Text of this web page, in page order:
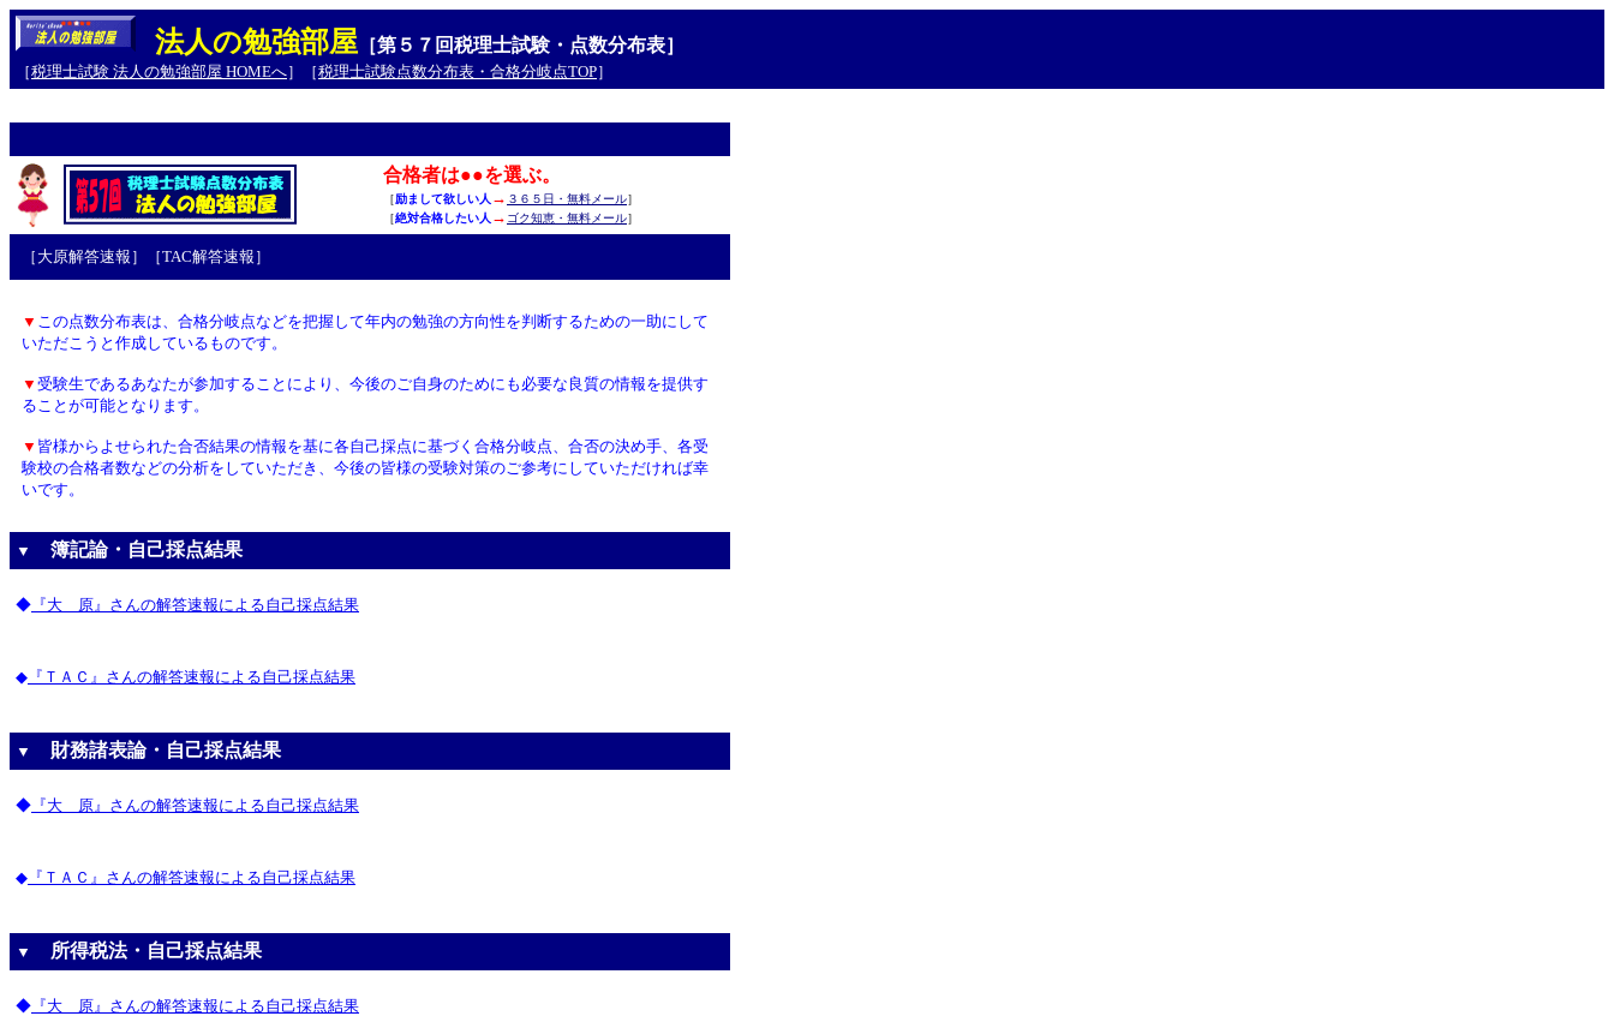
法人の勉強部屋 ［第５７回税理士試験・点数分布表］
［税理士試験 法人の勉強部屋 HOMEへ］［税理士試験点数分布表・合格分岐点TOP］
合格者は●●を選ぶ。
［励まして欲しい人 → ３６５日・無料メール］
［絶対合格したい人 → ゴク知恵・無料メール］
［大原解答速報］［TAC解答速報］
▼ この点数分布表は、合格分岐点などを把握して年内の勉強の方向性を判断するための一助にして
いただこうと作成しているものです。
▼ 受験生であるあなたが参加することにより、今後のご自身のためにも必要な良質の情報を提供す
ることが可能となります。
▼ 皆様からよせられた合否結果の情報を基に各自己採点に基づく合格分岐点、合否の決め手、各受
験校の合格者数などの分析をしていただき、今後の皆様の受験対策のご参考にしていただければ幸
いです。
▼ 簿記論・自己採点結果
◆ 『大 原』さんの解答速報による自己採点結果
◆ 『ＴＡＣ』さんの解答速報による自己採点結果
▼ 財務諸表論・自己採点結果
◆ 『大 原』さんの解答速報による自己採点結果
◆ 『ＴＡＣ』さんの解答速報による自己採点結果
▼ 所得税法・自己採点結果
◆ 『大 原』さんの解答速報による自己採点結果